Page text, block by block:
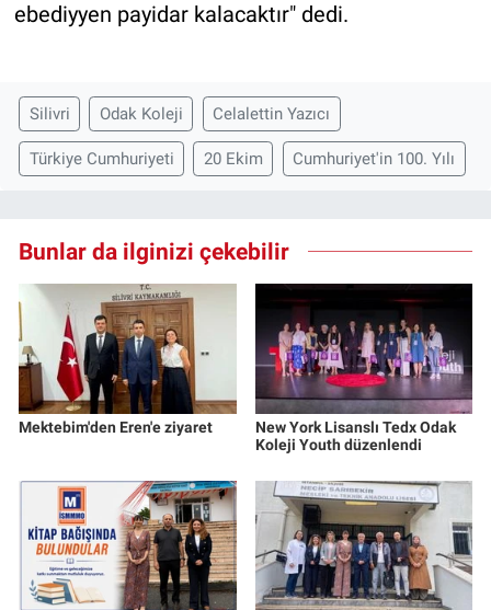
ebediyyen payidar kalacaktır" dedi.
Silivri Odak Koleji Celalettin Yazıcı
Türkiye Cumhuriyeti 20 Ekim Cumhuriyet'in 100. Yılı
Bunlar da ilginizi çekebilir
Mektebim'den Eren'e ziyaret
New York Lisanslı Tedx Odak
Koleji Youth düzenlendi